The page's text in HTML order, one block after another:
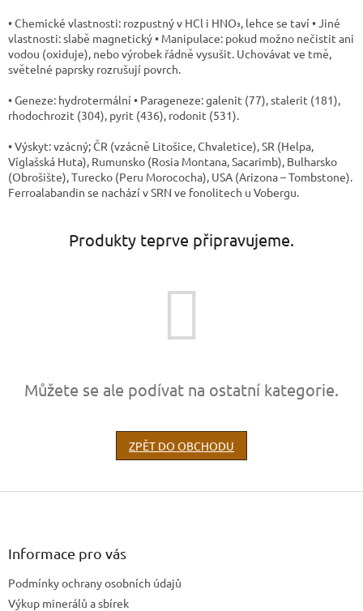
• Chemické vlastnosti: rozpustný v HCl i HNO₃, lehce se taví • Jiné
vlastnosti: slabě magnetický • Manipulace: pokud možno nečistit ani
vodou (oxiduje), nebo výrobek řádně vysušit. Uchovávat ve tmě,
světelné paprsky rozrušují povrch.
• Geneze: hydrotermální • Parageneze: galenit (77), stalerit (181),
rhodochrozit (304), pyrit (436), rodonit (531).
• Výskyt: vzácný; ČR (vzácně Litošice, Chvaletice), SR (Helpa,
Víglašská Huta), Rumunsko (Rosia Montana, Sacarimb), Bulharsko
(Obrošište), Turecko (Peru Morococha), USA (Arizona – Tombstone).
Ferroalabandin se nachází v SRN ve fonolitech u Vobergu.
Produkty teprve připravujeme.
Můžete se ale podívat na ostatní kategorie.
ZPĚT DO OBCHODU
Z
Informace pro vás
Podmínky ochrany osobních údajů
Výkup minerálů a sbírek